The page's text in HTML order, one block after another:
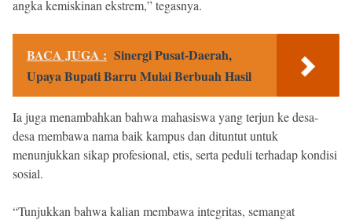
angka kemiskinan ekstrem,” tegasnya.
BACA JUGA : Sinergi Pusat-Daerah,
Upaya Bupati Barru Mulai Berbuah Hasil
Ia juga menambahkan bahwa mahasiswa yang terjun ke desa-
desa membawa nama baik kampus dan dituntut untuk
menunjukkan sikap profesional, etis, serta peduli terhadap kondisi
sosial.
“Tunjukkan bahwa kalian membawa integritas, semangat